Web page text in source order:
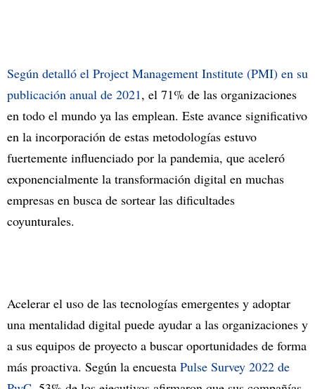
Según detalló el Project Management Institute (PMI) en su
publicación anual de 2021, el 71% de las organizaciones
en todo el mundo ya las emplean. Este avance significativo
en la incorporación de estas metodologías estuvo
fuertemente influenciado por la pandemia, que aceleró
exponencialmente la transformación digital en muchas
empresas en busca de sortear las dificultades
coyunturales.
Acelerar el uso de las tecnologías emergentes y adoptar
una mentalidad digital puede ayudar a las organizaciones y
a sus equipos de proyecto a buscar oportunidades de forma
más proactiva. Según la encuesta Pulse Survey 2022 de